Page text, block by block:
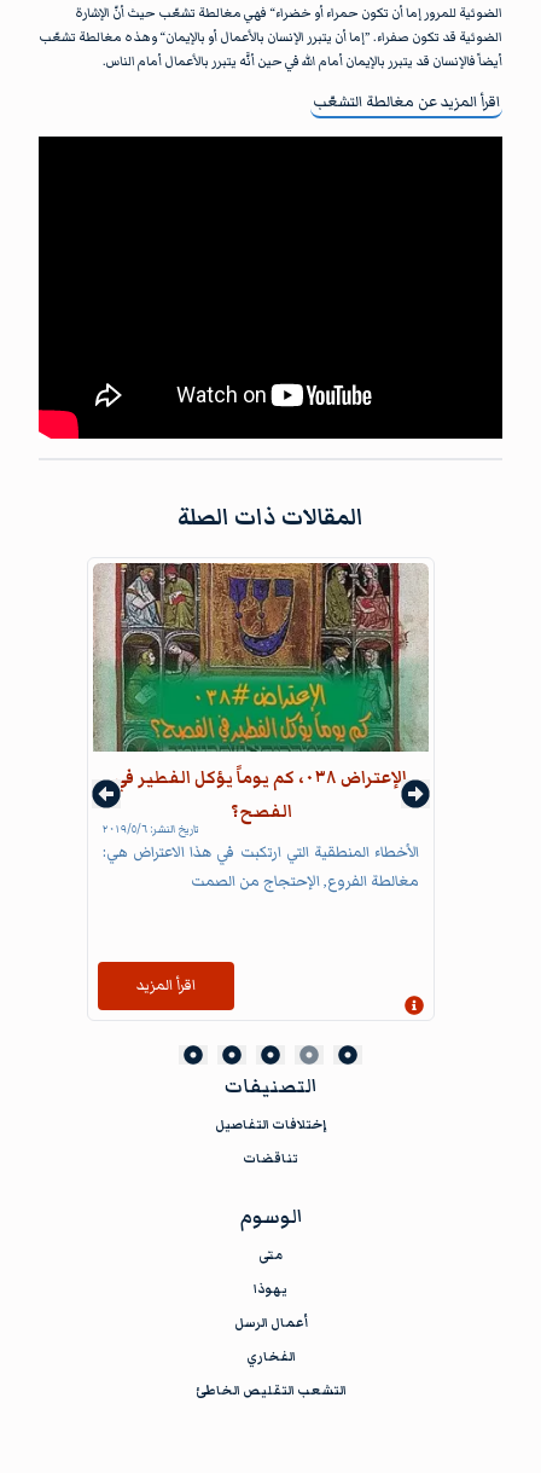
الضوئية للمرور إما أن تكون حمراء أو خضراء“ فهي مغالطة تشعّب حيث أنّ الإشارة
الضوئية قد تكون صفراء. ”إما أن يتبرر الإنسان بالأعمال أو بالإيمان“ وهذه مغالطة تشعّب
أيضاً فالإنسان قد يتبرر بالإيمان أمام الله في حين أنَّه يتبرر بالأعمال أمام الناس.
اقرأ المزيد عن مغالطة التشعّب
المقالات ذات الصلة
الإعتراض ٠٣٨، كم يوماً يؤكل الفطير في
الفصح؟
تاريخ النشر: ٦‏/٥‏/٢٠١٩
الأخطاء المنطقية التي ارتكبت في هذا الاعتراض هي:
مغالطة الفروع, الإحتجاج من الصمت
إظهار المعلومات
اقرأ المزيد
التصنيفات
إختلافات التفاصيل
تناقضات
الوسوم
متى
يهوذا
أعمال الرسل
الفخاري
التشعب التقليص الخاطئ